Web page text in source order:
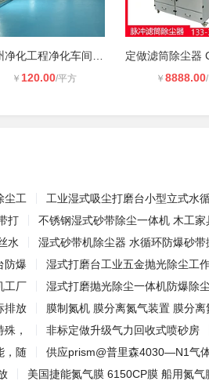
￥ 120.00/平方 ￥ 8888.00
尘工 工业湿式吸尘打磨台小型立式水
打
不锈钢湿式砂带除尘一体机 木工家
水
湿式砂带机除尘器 水循环防爆砂带
防爆
湿式打磨台工业五金抛光除尘工
工厂
湿式打磨抛光除尘一体机防爆除
排放
膜制氮机 膜分离氮气装置 膜分离
，
非标定做升级气力回收式喷砂房
，随
供应prism@普里森4030—N1气
美国捷能氮气膜 6150CP膜 船用氮气